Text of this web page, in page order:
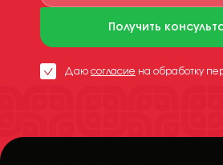
Получить
Даю согласие на обработку